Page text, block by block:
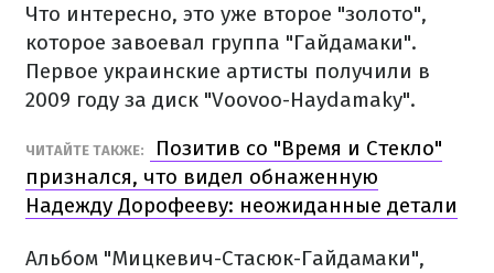
Что интересно, это уже второе "золото",
которое завоевал группа "Гайдамаки".
Первое украинские артисты получили в
2009 году за диск "Voovoo-Haydamaky".
ЧИТАЙТЕ ТАКЖЕ:
Позитив со "Время и Стекло"
признался, что видел обнаженную
Надежду Дорофееву: неожиданные детали
Альбом "Мицкевич-Стасюк-Гайдамаки",